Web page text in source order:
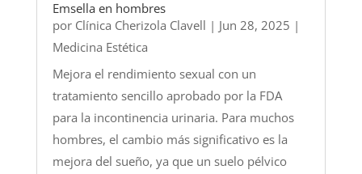
Emsella en hombres
por Clínica Cherizola Clavell | Jun 28, 2025 |
Medicina Estética
Mejora el rendimiento sexual con un
tratamiento sencillo aprobado por la FDA
para la incontinencia urinaria. Para muchos
hombres, el cambio más significativo es la
mejora del sueño, ya que un suelo pélvico